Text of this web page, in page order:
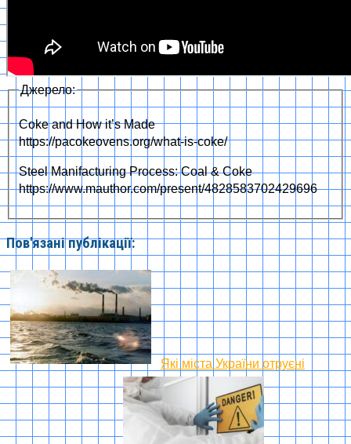
Джерело:
Coke and How it’s Made
https://pacokeovens.org/what-is-coke/
Steel Manifacturing Process: Coal & Coke
https://www.mauthor.com/present/4828583702429696
Пов'язані публікації:
Які міста України отруєні